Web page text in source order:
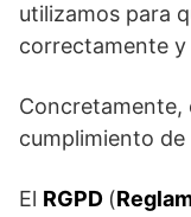
utilizamos para
correctamente y
Concretamente,
cumplimiento
El RGPD (